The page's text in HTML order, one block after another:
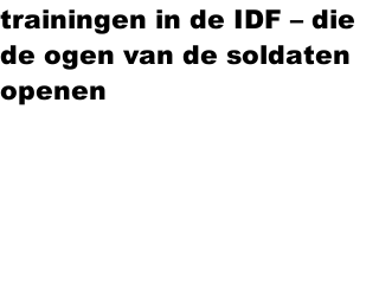
trainingen in de IDF – die
de ogen van de soldaten
openen